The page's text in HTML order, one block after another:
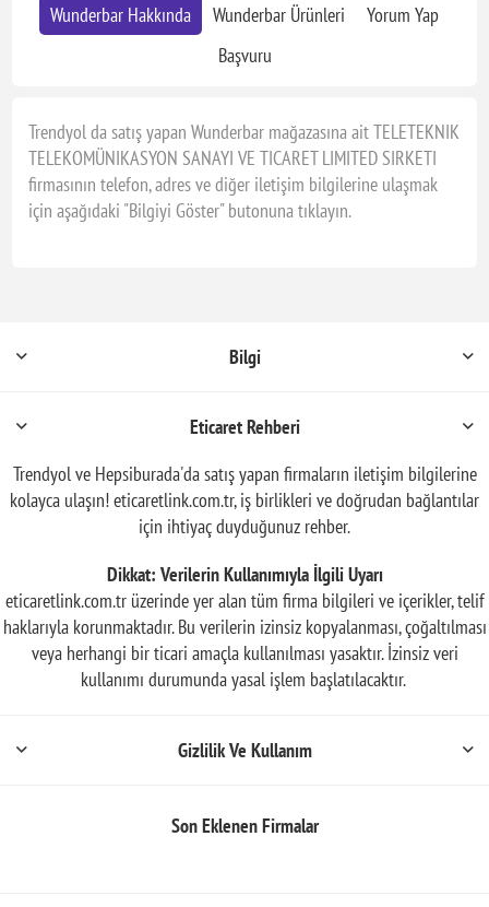
Wunderbar Hakkında Wunderbar Ürünleri
Yorum Yap
Başvuru
Trendyol da satış yapan Wunderbar mağazasına ait TELETEKNIK
TELEKOMÜNIKASYON SANAYI VE TICARET LIMITED SIRKETI
firmasının telefon, adres ve diğer iletişim bilgilerine ulaşmak
için aşağıdaki "Bilgiyi Göster" butonuna tıklayın.
Bilgi
Eticaret Rehberi
Trendyol ve Hepsiburada'da satış yapan firmaların iletişim bilgilerine
kolayca ulaşın! eticaretlink.com.tr, iş birlikleri ve doğrudan bağlantılar
için ihtiyaç duyduğunuz rehber.
Dikkat: Verilerin Kullanımıyla İlgili Uyarı
eticaretlink.com.tr üzerinde yer alan tüm firma bilgileri ve içerikler, telif
haklarıyla korunmaktadır. Bu verilerin izinsiz kopyalanması, çoğaltılması
veya herhangi bir ticari amaçla kullanılması yasaktır. İzinsiz veri
kullanımı durumunda yasal işlem başlatılacaktır.
Gizlilik Ve Kullanım
Son Eklenen Firmalar